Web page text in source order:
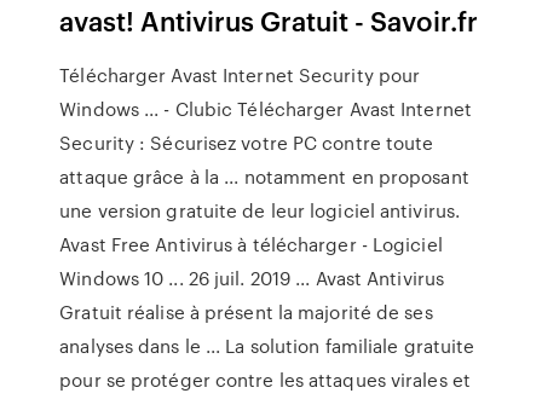
avast! Antivirus Gratuit - Savoir.fr
Télécharger Avast Internet Security pour
Windows ... - Clubic Télécharger Avast Internet
Security : Sécurisez votre PC contre toute
attaque grâce à la ... notamment en proposant
une version gratuite de leur logiciel antivirus.
Avast Free Antivirus à télécharger - Logiciel
Windows 10 ... 26 juil. 2019 ... Avast Antivirus
Gratuit réalise à présent la majorité de ses
analyses dans le ... La solution familiale gratuite
pour se protéger contre les attaques virales et